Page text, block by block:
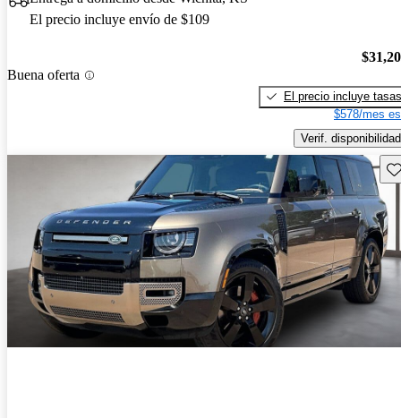
El precio incluye envío de $109
Buena oferta
El precio incluye tasas
$578/mes
Verif. disponibilidad